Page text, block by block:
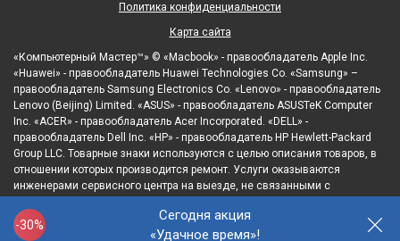
-30%
Сегодня акция
«Удачное время»!
«Компьютерный Мастер™» © «Macbook» - правообладатель Apple Inc.
«Huawei» - правообладатель Huawei Technologies Co. «Samsung» –
правообладатель Samsung Electronics Co. «Lenovo» - правообладатель
Lenovo (Beijing) Limited. «ASUS» - правообладатель ASUSTeK Computer
Inc. «ACER» - правообладатель Acer Incorporated. «DELL» -
правообладатель Dell Inc. «HP» - правообладатель HP Hewlett-Packard
Group LLC. Товарные знаки используются с целью описания товаров, в
отношении которых производится ремонт. Услуги оказываются
инженерами сервисного центра на выезде, не связанными с
представителями в отношении товаров, которые уже были введены в
гражданский оборот.
Политика конфиденциальности
Карта сайта